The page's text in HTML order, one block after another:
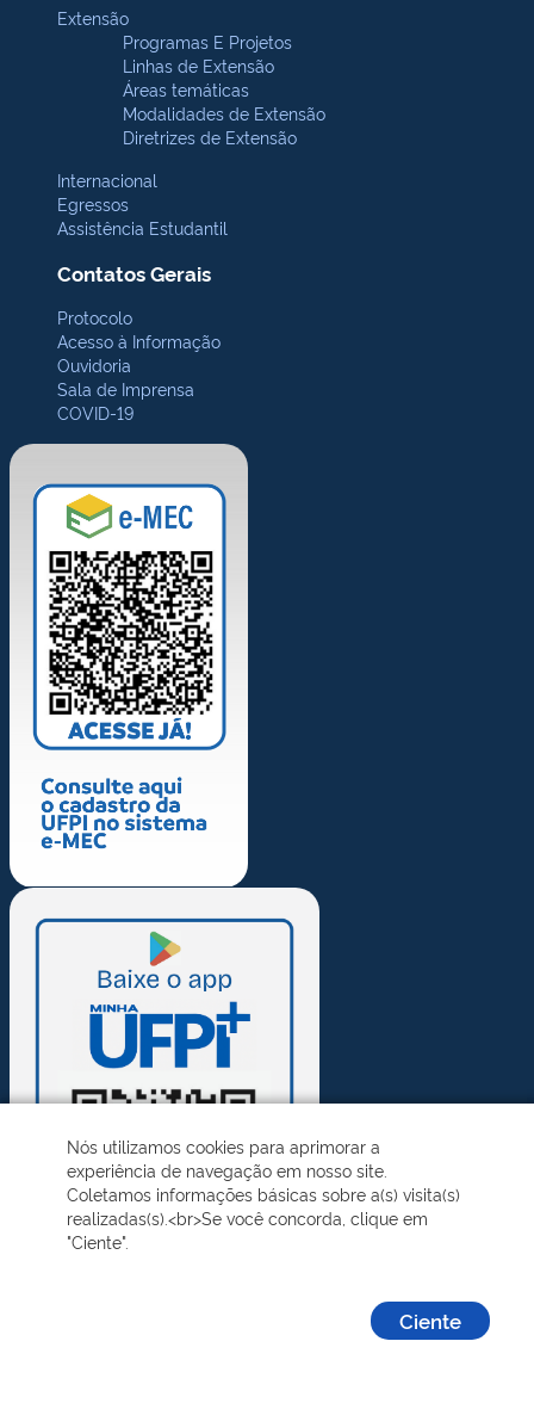
Extensão
Programas E Projetos
Linhas de Extensão
Áreas temáticas
Modalidades de Extensão
Diretrizes de Extensão
Internacional
Egressos
Assistência Estudantil
Contatos Gerais
Protocolo
Acesso à Informação
Ouvidoria
Sala de Imprensa
COVID-19
Nós utilizamos cookies para aprimorar a
experiência de navegação em nosso site.
Coletamos informações básicas sobre a(s) visita(s)
realizadas(s).<br>Se você concorda, clique em
"Ciente".
Ciente